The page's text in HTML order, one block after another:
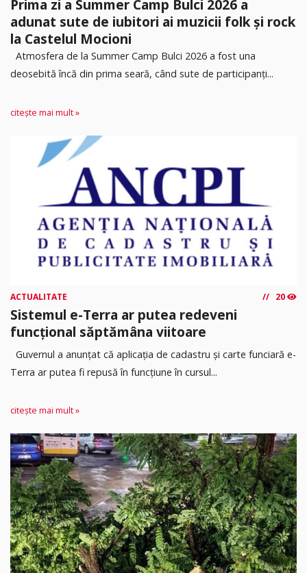
Prima zi a Summer Camp Bulci 2026 a
adunat sute de iubitori ai muzicii folk și rock
la Castelul Mocioni
Atmosfera de la Summer Camp Bulci 2026 a fost una
deosebită încă din prima seară, când sute de participanți...
citește mai mult »
ACTUALITATE 20
Sistemul e-Terra ar putea redeveni
funcțional săptămâna viitoare
Guvernul a anunțat că aplicația de cadastru și carte funciară e-
Terra ar putea fi repusă în funcțiune în cursul...
citește mai mult »